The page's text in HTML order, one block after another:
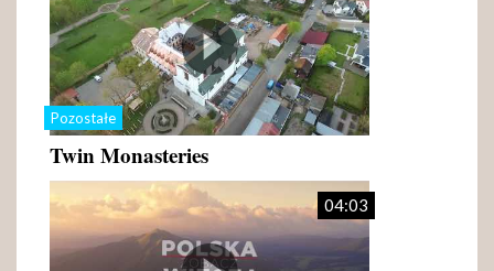
Pozostałe
Twin Monasteries
04:03